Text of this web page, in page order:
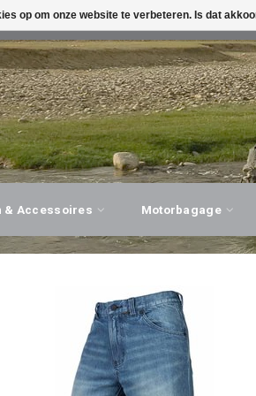
ADVIES, PERSOONLIJKE SERVICE!
& Accessoires Motorbagage
op om onze website te verbeteren. Is dat